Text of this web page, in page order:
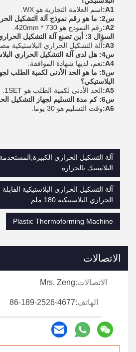
A1: اسم العلامة التجارية هو WX.
س2: ما هو رقم نموذج آلة التشكيل الحراري البلاستيكية؟
A2: رقم النموذج هو 730 * 420mm.
السؤال 3: أين تصنع آلة التشكيل الحراري البلاستيكية؟
A3: آلة التشكيل الحراري البلاستيكية
س4: هل لدى آلة التشكيل الحراري البلاستيكية أي شهادة؟
A4: نعم، لديها شهادة الموافقة.
س5: ما هو الحد الأدنى لكمية الطلب
البلاستيكي؟
A5: الحد الأدنى لكمية الطلب هو 1SET.
س6: كم مدة التسليم لجهاز التشكيل الحراري البلاستيكي؟
A6: وقت التسليم هو 30 يوما.
آلة التشكيل الحراري
البلاستيك بالحرارة
آلة التشكيل الحراري البلاستيكية
الحراري البلاستيكية 180 ملم
Plastic Thermoforming Machine
الاتصالات
الاتصالات:Mrs. Zeng
الهاتف:86-189-2526-4677